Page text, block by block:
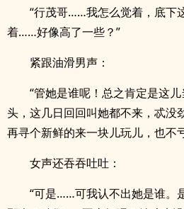
“行茂哥……我怎么觉着，底下
着……好像高了一些？”
紧跟油滑男声：
“管她是谁呢！总之肯定是这
头，这几日回回叫她都不来，忒没
再寻个新鲜的来一块儿玩儿，也不
女声还吞吞吐吐：
“可是……可我认不出她是谁。